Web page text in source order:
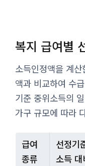
복지 급여별
소득인정액을 계
액과 비교하여 수
기준 중위소득의
가구 규모에 따라
급여
종류
선정기
소득 대